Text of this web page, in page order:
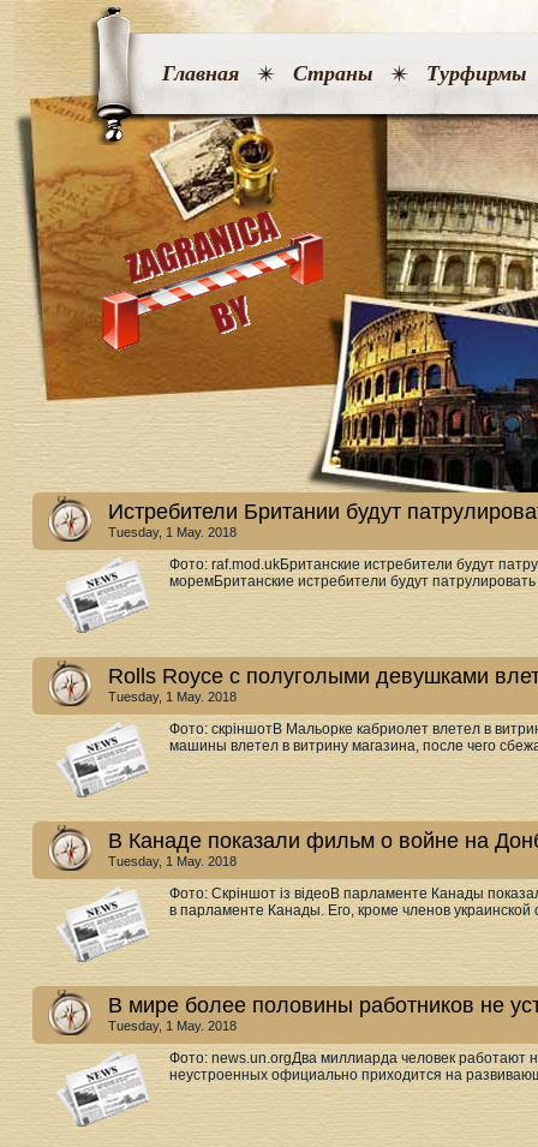
Главная Страны Турфирмы
Истребители Британии будут
Tuesday, 1 May. 2018
Фото: raf.mod.ukБританские истребители будут
моремБританские истребители будут
Rolls Royce с полуголыми девушками
Tuesday, 1 May. 2018
Фото: скріншотВ Мальорке кабриолет влетел в
машины влетел в витрину магазина, после чего
В Канаде показали фильм о войне на
Tuesday, 1 May. 2018
Фото: Скріншот із відеоВ парламенте Канады
в парламенте Канады. Его, кроме членов
В мире более половины работников не
Tuesday, 1 May. 2018
Фото: news.un.orgДва миллиарда человек
неустроенных официально приходится на